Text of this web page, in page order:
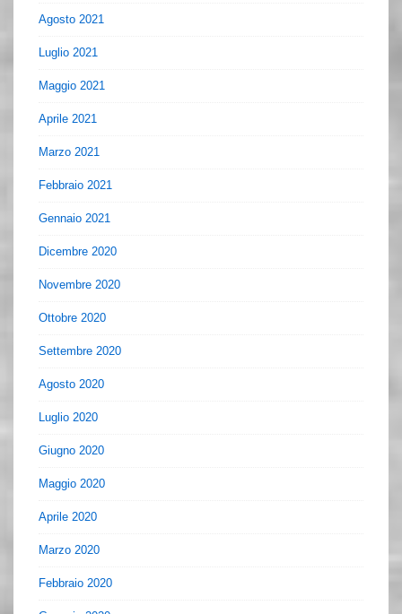
Agosto 2021
Luglio 2021
Maggio 2021
Aprile 2021
Marzo 2021
Febbraio 2021
Gennaio 2021
Dicembre 2020
Novembre 2020
Ottobre 2020
Settembre 2020
Agosto 2020
Luglio 2020
Giugno 2020
Maggio 2020
Aprile 2020
Marzo 2020
Febbraio 2020